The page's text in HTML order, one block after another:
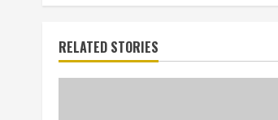
RELATED STORIES